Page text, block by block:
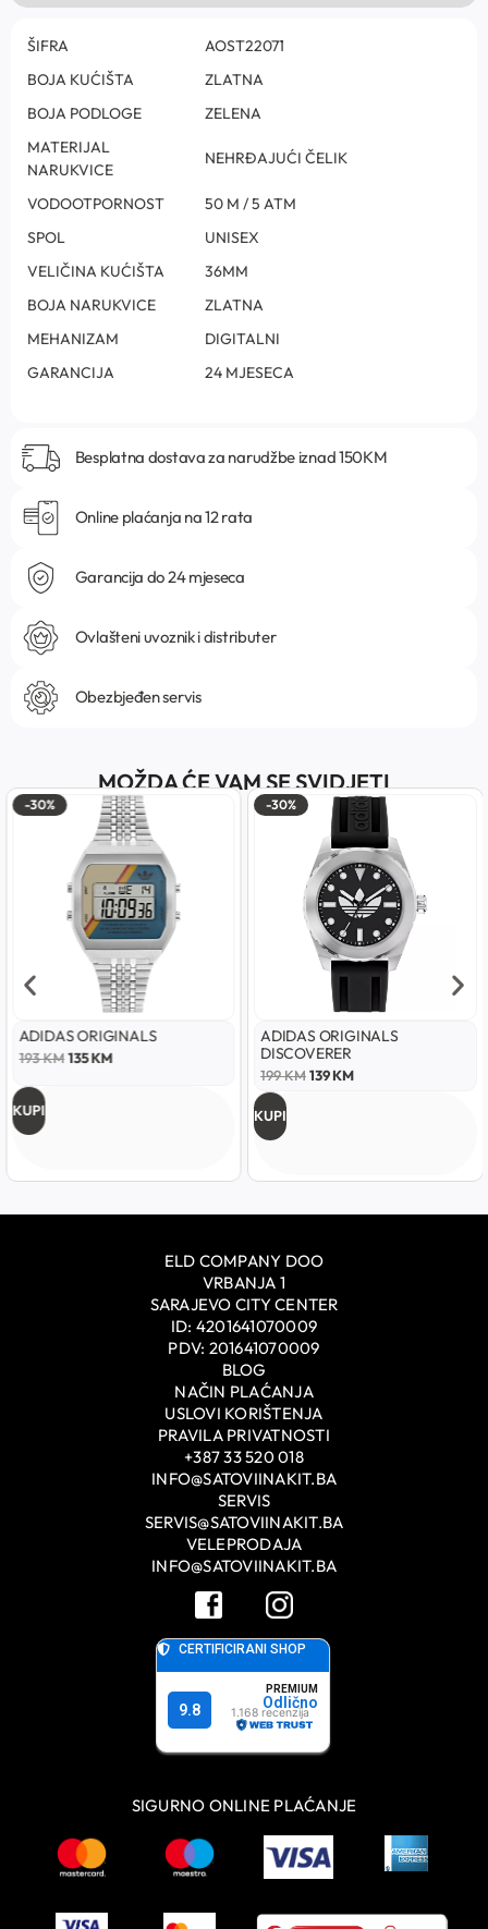
ŠIFRA
AOST22071
BOJA KUĆIŠTA
ZLATNA
BOJA PODLOGE
ZELENA
MATERIJAL
NARUKVICE
NEHRĐAJUĆI ČELIK
VODOOTPORNOST
50 M / 5 ATM
SPOL
UNISEX
VELIČINA KUĆIŠTA
36MM
BOJA NARUKVICE
ZLATNA
MEHANIZAM
DIGITALNI
GARANCIJA
24 MJESECA
Besplatna dostava za narudžbe iznad 150KM
Online plaćanja na 12 rata
Garancija do 24 mjeseca
Ovlašteni uvoznik i distributer
Obezbjeđen servis
MOŽDA ĆE VAM SE SVIDJETI
-30%
ADIDAS ORIGINALS
193KM135KM
KUPI
-30%
ADIDAS ORIGINALS
DISCOVERER
199KM 139KM
KUPI
ELD COMPANY DOO
VRBANJA 1
SARAJEVO CITY CENTER
ID: 4201641070009
PDV: 201641070009
BLOG
NAČIN PLAĆANJA
USLOVI KORIŠTENJA
PRAVILA PRIVATNOSTI
+387 33 520 018
INFO@SATOVIINAKIT.BA
SERVIS
SERVIS@SATOVIINAKIT.BA
VELEPRODAJA
INFO@SATOVIINAKIT.BA
SIGURNO ONLINE PLAĆANJE